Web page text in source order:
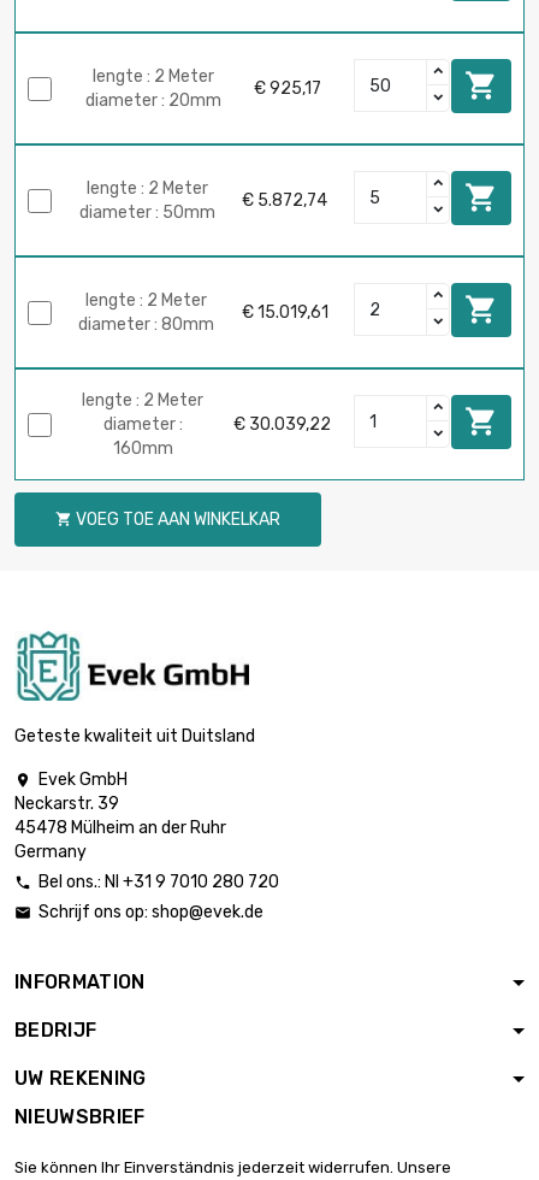
lengte : 2 Meter
diameter : 20mm
€ 925,17 
lengte : 2 Meter
diameter : 50mm
€ 5.872,74 
lengte : 2 Meter
diameter : 80mm
€ 15.019,61 
lengte : 2 Meter
diameter :
160mm
€ 30.039,22 
 VOEG TOE AAN WINKELKAR
Geteste kwaliteit uit Duitsland

Evek GmbH
Neckarstr. 39
45478 Mülheim an der Ruhr
Germany
 Bel ons.: Nl +31 9 7010 280 720
 Schrijf ons op: shop@evek.de
INFORMATION
BEDRIJF
UW REKENING
NIEUWSBRIEF
Sie können Ihr Einverständnis jederzeit widerrufen. Unsere